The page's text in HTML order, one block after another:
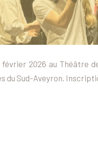
février 2026 au Théâtre
du Sud-Aveyron.